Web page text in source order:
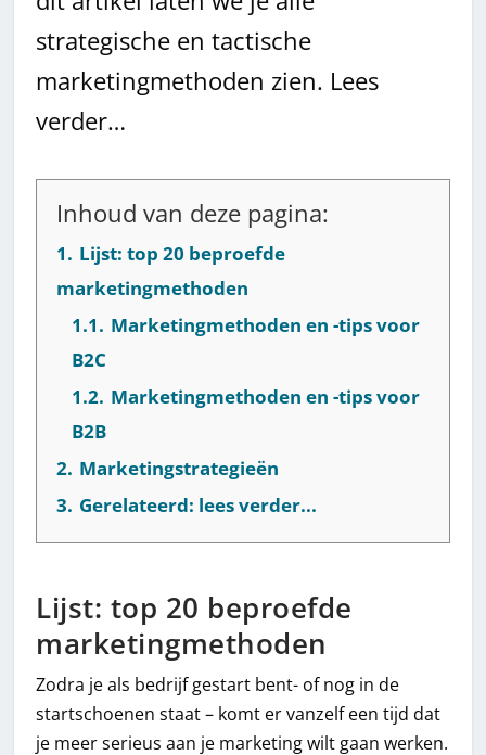
strategische en tactische
marketingmethoden zien. Lees
verder…
Inhoud van deze pagina:
1. Lijst: top 20 beproefde
marketingmethoden
1.1. Marketingmethoden en -tips voor
B2C
1.2. Marketingmethoden en -tips voor
B2B
2. Marketingstrategieën
3. Gerelateerd: lees verder...
Lijst: top 20 beproefde
marketingmethoden
Zodra je als bedrijf gestart bent- of nog in de
startschoenen staat – komt er vanzelf een tijd dat
je meer serieus aan je marketing wilt gaan werken.